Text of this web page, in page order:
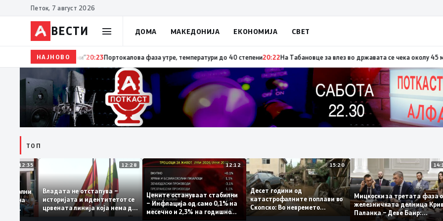
Петок, 7 август 2026
ВЕСТИ ДОМА МАКЕДОНИЈА ЕКОНОМИЈА СВЕТ
НАЈНОВО20:24Сиљановска Давкова на Свечената академија по повод „30 години Општина Вевчани“20:23Портокалова фаза утре,
ТОП
12:35
задоволни
на
12:28
Владата не отстапува –
историјата и идентитетот се
црвената линија која нема да
се погази
12:12
Цените остануваат стабилни
– Инфлација од само 0,1% на
месечно и 2,3% на годишно
15:20
Десет години од
катастрофалните поплави во
Скопско: Во невремето
Мицкоски за третата
железничката делница
Паланка – Деве Баир: